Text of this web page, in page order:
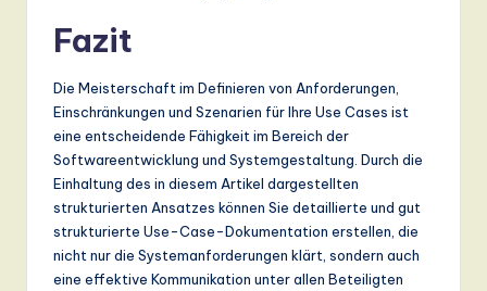
Fazit
Die Meisterschaft im Definieren von Anforderungen,
Einschränkungen und Szenarien für Ihre Use Cases ist
eine entscheidende Fähigkeit im Bereich der
Softwareentwicklung und Systemgestaltung. Durch die
Einhaltung des in diesem Artikel dargestellten
strukturierten Ansatzes können Sie detaillierte und gut
strukturierte Use-Case-Dokumentation erstellen, die
nicht nur die Systemanforderungen klärt, sondern auch
eine effektive Kommunikation unter allen Beteiligten